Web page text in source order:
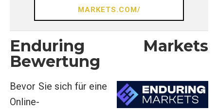
MARKETS.COM/
Enduring Markets
Bewertung
Bevor Sie sich für eine
Online-